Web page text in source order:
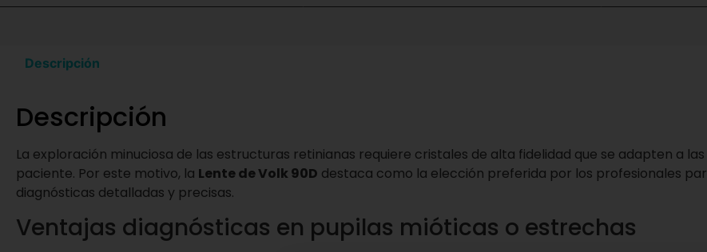
Descripción
Descripción
La exploración minuciosa de las estructuras retinianas requiere cristales de alta fidelidad que se adapten a
paciente. Por este motivo, la Lente de Volk 90D destaca como la elección preferida por los profesionales
diagnósticas detalladas y precisas.
Ventajas diagnósticas en pupilas mióticas o estrechas